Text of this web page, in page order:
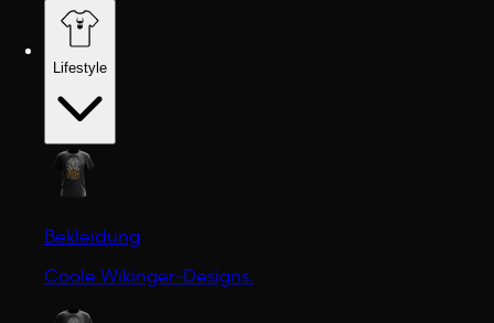
Lifestyle
Bekleidung
Coole Wikinger-Designs.